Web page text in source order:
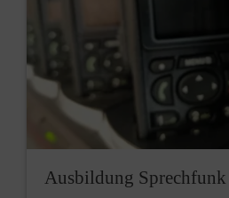
Ausbildung Sprechfunk